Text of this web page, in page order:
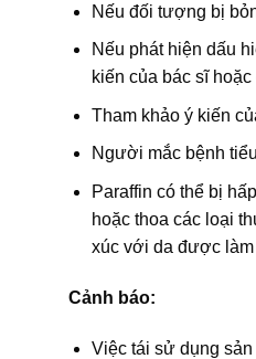
Nếu đối tượng bị
Nếu phát hiện dấu
kiến của bác sĩ
Tham khảo ý kiến
Người mắc bệnh
Paraffin có thể bị
hoặc thoa các loại
xúc với da được làm
Cảnh báo:
Việc tái sử dụng